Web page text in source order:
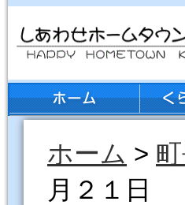
ホーム >
月２１日